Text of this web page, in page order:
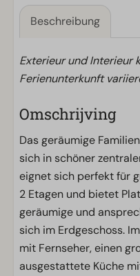
Beschreibung
Exterieur und Interieur
Ferienunterkunft
Omschrijving
Das geräumige
sich in schöner
eignet sich perfekt für
2 Etagen und bietet
geräumige und
sich im Erdgeschoss.
mit Fernseher, einen
ausgestattete Küche